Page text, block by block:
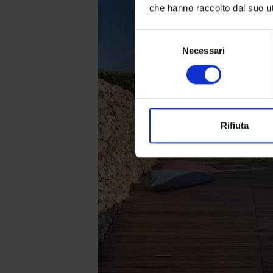
che hanno raccolto dal suo
Necessari
Rifiuta